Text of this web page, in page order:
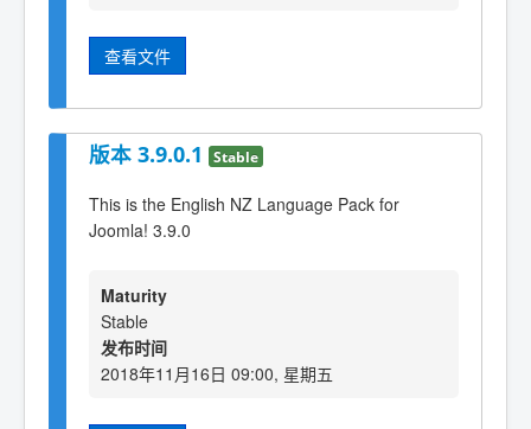
查看文件
版本 3.9.0.1 Stable
This is the English NZ Language Pack for
Joomla! 3.9.0
Maturity
Stable
发布时间
2018年11月16日 09:00, 星期五